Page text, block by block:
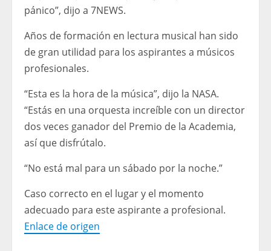
pánico”, dijo a 7NEWS.
Años de formación en lectura musical han sido
de gran utilidad para los aspirantes a músicos
profesionales.
“Esta es la hora de la música”, dijo la NASA.
“Estás en una orquesta increíble con un director
dos veces ganador del Premio de la Academia,
así que disfrútalo.
“No está mal para un sábado por la noche.”
Caso correcto en el lugar y el momento
adecuado para este aspirante a profesional.
Enlace de origen